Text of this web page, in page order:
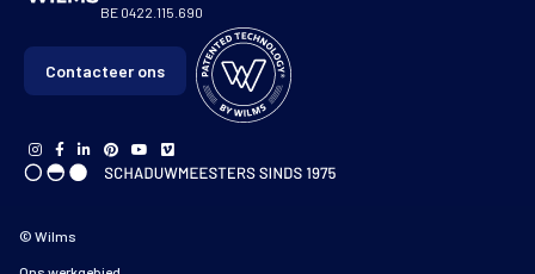
BE 0422.115.690
Contacteer ons
© Wilms